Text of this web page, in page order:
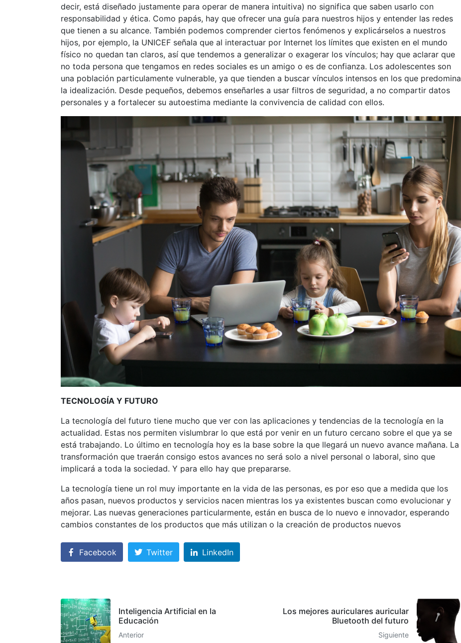
decir, está diseñado justamente para operar de manera intuitiva) no significa que saben usarlo con
responsabilidad y ética. Como papás, hay que ofrecer una guía para nuestros hijos y entender las redes
que tienen a su alcance. También podemos comprender ciertos fenómenos y explicárselos a nuestros
hijos, por ejemplo, la UNICEF señala que al interactuar por Internet los límites que existen en el mundo
físico no quedan tan claros, así que tendemos a generalizar o exagerar los vínculos; hay que aclarar que
no toda persona que tengamos en redes sociales es un amigo o es de confianza. Los adolescentes son
una población particulamente vulnerable, ya que tienden a buscar vínculos intensos en los que predomina
la idealización. Desde pequeños, debemos enseñarles a usar filtros de seguridad, a no compartir datos
personales y a fortalecer su autoestima mediante la convivencia de calidad con ellos.
TECNOLOGÍA Y FUTURO
La tecnología del futuro tiene mucho que ver con las aplicaciones y tendencias de la tecnología en la
actualidad. Estas nos permiten vislumbrar lo que está por venir en un futuro cercano sobre el que ya se
está trabajando. Lo último en tecnología hoy es la base sobre la que llegará un nuevo avance mañana. La
transformación que traerán consigo estos avances no será solo a nivel personal o laboral, sino que
implicará a toda la sociedad. Y para ello hay que prepararse.
La tecnología tiene un rol muy importante en la vida de las personas, es por eso que a medida que los
años pasan, nuevos productos y servicios nacen mientras los ya existentes buscan como evolucionar y
mejorar. Las nuevas generaciones particularmente, están en busca de lo nuevo e innovador, esperando
cambios constantes de los productos que más utilizan o la creación de productos nuevos
Facebook Twitter LinkedIn
Inteligencia Artificial en la
Educación
Anterior
Los mejores auriculares auricular
Bluetooth del futuro
Siguiente